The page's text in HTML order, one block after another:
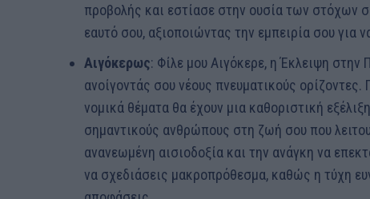
προβολής και εστίασε στην ουσία των στόχων
εαυτό σου, αξιοποιώντας την εμπειρία σου για
Αιγόκερως: Φίλε μου Αιγόκερε, η Έκλειψη στην
ανοίγοντάς σου νέους πνευματικούς
νομικά θέματα θα έχουν μια καθοριστική
σημαντικούς ανθρώπους στη ζωή σου που
ανανεωμένη αισιοδοξία και την ανάγκη να
να σχεδιάσεις μακροπρόθεσμα, καθώς η τύχη